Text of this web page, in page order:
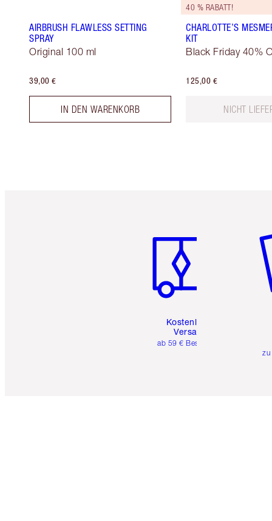
AIRBRUSH FLAWLESS SETTING
SPRAY
Original 100 ml
39,00 €
IN DEN WARENKORB
40 % RABATT!
CHARLOTTE’S
KIT
Black Friday 40%
125,00 €
NICHT
Kostenloser
Versand
ab 59 € Bestellwert
zu